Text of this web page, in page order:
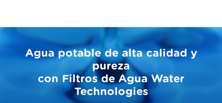
Agua potable de alta calidad y
pureza
con Filtros de Agua Water
Technologies